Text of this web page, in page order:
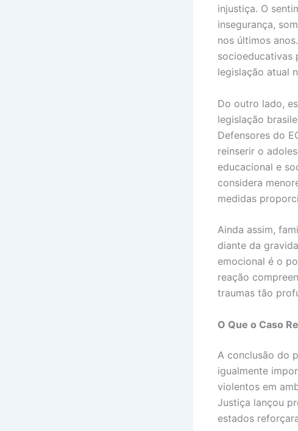
injustiça. O
insegurança,
nos últimos
socioeducativas
legislação atual
Do outro lado,
legislação
Defensores do
reinserir o
educacional e
considera
medidas
Ainda assim,
diante da
emocional é o
reação
traumas tão
O Que o Caso
A conclusão do
igualmente
violentos em
Justiça lançou
estados